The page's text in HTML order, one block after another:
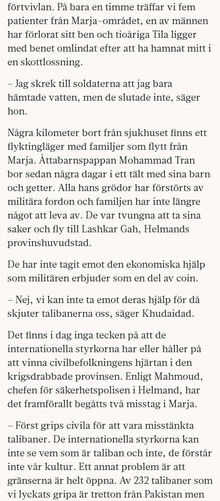
förtvivlan. På bara en timme träffar vi fem
patienter från Marja-området, en av männen
har förlorat sitt ben och tioåriga Tila ligger
med benet omlindat efter att ha hamnat mitt i
en skottlossning.
– Jag skrek till soldaterna att jag bara
hämtade vatten, men de slutade inte, säger
hon.
Några kilometer bort från sjukhuset finns ett
flyktingläger med familjer som flytt från
Marja. Åttabarnspappan Mohammad Tran
bor sedan några dagar i ett tält med sina barn
och getter. Alla hans grödor har förstörts av
militära fordon och familjen har inte längre
något att leva av. De var tvungna att ta sina
saker och fly till Lashkar Gah, Helmands
provinshuvudstad.
De har inte tagit emot den ekonomiska hjälp
som militären erbjuder som en del av coin.
– Nej, vi kan inte ta emot deras hjälp för då
skjuter talibanerna oss, säger Khudaidad.
Det finns i dag inga tecken på att de
internationella styrkorna har eller håller på
att vinna civilbefolkningens hjärtan i den
krigsdrabbade provinsen. Enligt Mahmoud,
chefen för säkerhetspolisen i Helmand, har
det framförallt begåtts två misstag i Marja.
– Först grips civila för att vara misstänkta
talibaner. De internationella styrkorna kan
inte se vem som är taliban och inte, de förstår
inte vår kultur. Ett annat problem är att
gränserna är helt öppna. Av 232 talibaner som
vi lyckats gripa är tretton från Pakistan men